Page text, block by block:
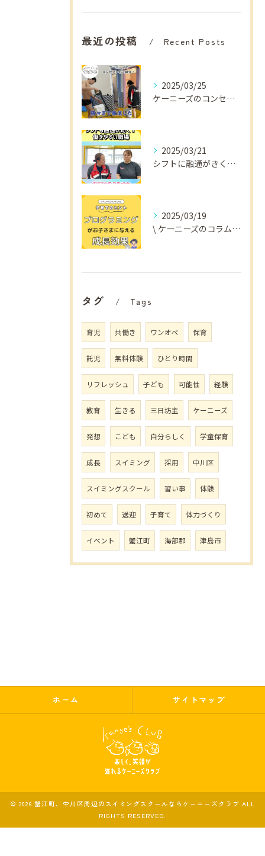
最近の投稿 Recent Posts
2025/03/25
ケーニーズのコンセプトをご紹介！
2025/03/21
シフトに融通がきくから
2025/03/19
\ ケーニーズのコラム📚/
タグ Tags
育児 共働き ワンオペ 保育
託児 無料体験 ひとり時間
リフレッシュ 子ども 可能性 経験
教育 生きる 三日坊主 ケーニーズ
発想 こども 自分らしく 学童保育
成長 スイミング 採用 中川区
スイミングスクール 習い事 体験
初めて 送迎 子育て 体力づくり
イベント 蟹江町 海部郡 津島市
ホーム サイトマップ
© 2026 蟹江町、中川区周辺のスイミングスクールならケーニーズクラブ ALL
RIGHTS RESERVED.